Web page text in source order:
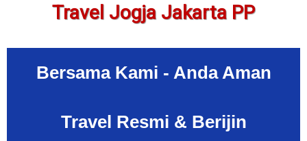
Travel Jogja Jakarta PP
Bersama Kami - Anda Aman
Travel Resmi & Berijin